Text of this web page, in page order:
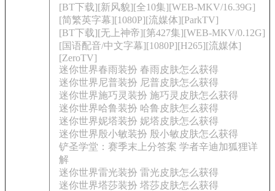
[BT下载][新风貌][全10集][WEB-MKV/16.39G]
[简繁英字幕][1080P][流媒体][ParkTV]
[BT下载][无上神帝][第427集][WEB-MKV/0.12G]
[国语配音/中文字幕][1080P][H265][流媒体]
[ZeroTV]
迷你世界春雨装扮 春雨皮肤怎么获得
迷你世界尼普装扮 尼普皮肤怎么获得
迷你世界施巧灵装扮 施巧灵皮肤怎么获得
迷你世界哈鲁装扮 哈鲁皮肤怎么获得
迷你世界妮塔装扮 妮塔皮肤怎么获得
迷你世界殷小敏装扮 殷小敏皮肤怎么获得
铲圣学堂：赛季末上分答案 学者辛迪加狐狸详
解
迷你世界雷光装扮 雷光皮肤怎么获得
迷你世界塔莎装扮 塔莎皮肤怎么获得